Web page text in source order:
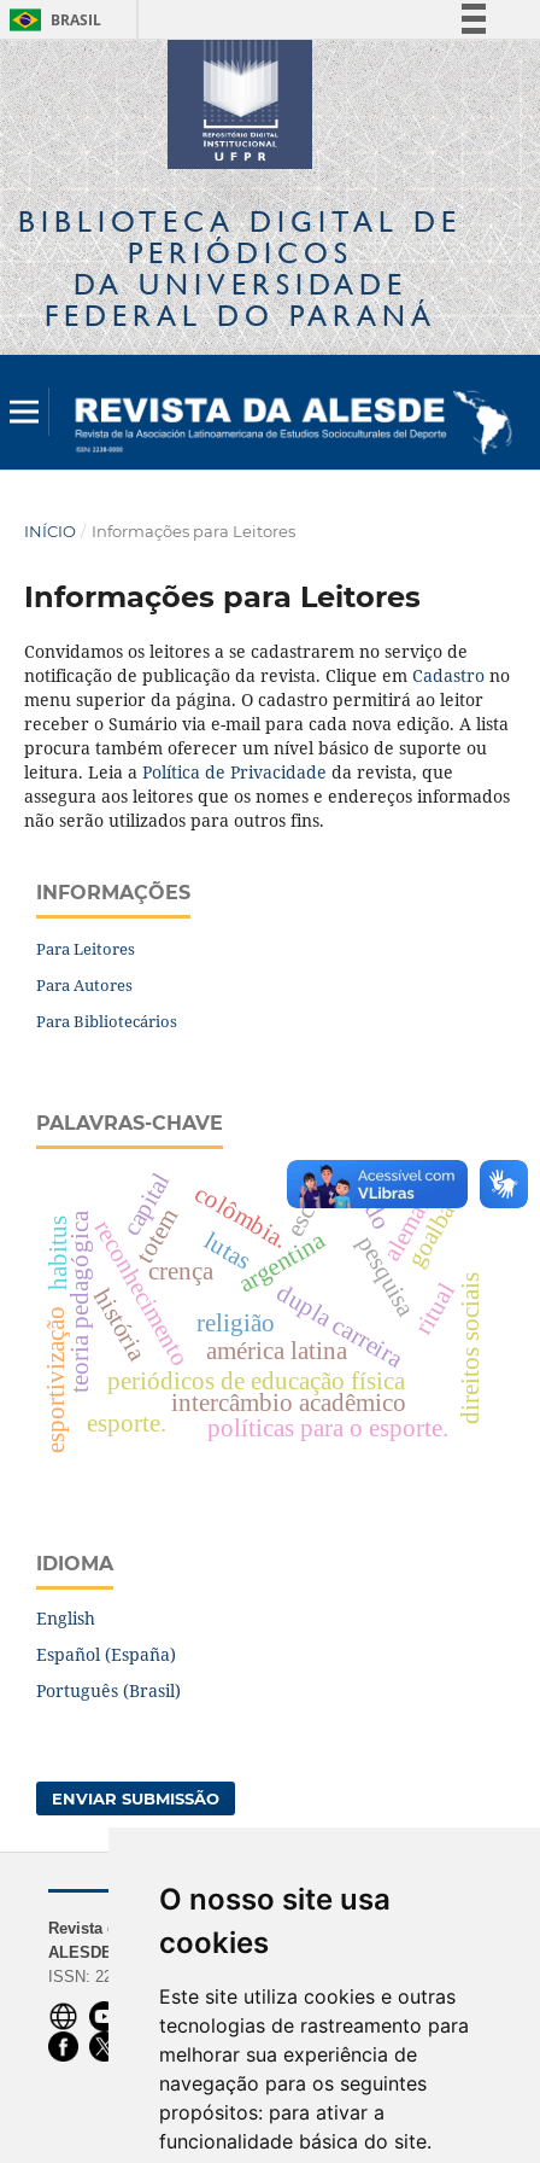
O nosso site usa
cookies
Este site utiliza cookies e outras
tecnologias de rastreamento para
melhorar sua experiência de
navegação para os seguintes
propósitos: para ativar a
funcionalidade básica do site.
BRASIL
Simplifique!
Comunica BR
Participe
Acesso à informação
Legislação
Canais
BIBLIOTECA DIGITALDE
PERIÓDICOS
DA UNIVERSIDADE
FEDERAL DO PARANÁ
INÍCIO / Informações para Leitores
Informações para Leitores
Convidamos os leitores a se cadastrarem no serviço de
notificação de publicação da revista. Clique em Cadastrono
menu superior da página. O cadastro permitirá ao leitor
receber o Sumário via e-mail para cada nova edição. A lista
procura também oferecer um nível básico de suporte ou
leitura. Leia a Política de Privacidade da revista, que
assegura aos leitores que os nomes e endereços informados
não serão utilizados para outros fins.
INFORMAÇÕES
Para Leitores
Para Autores
Para Bibliotecários
PALAVRAS-CHAVE
dupla carreira
periódicos de educação física
américa latina
reconhecimento pesquisa
intercâmbio acadêmico
argentina
colômbia.
teoria pedagógica alemanha
crença
totem
ritual
religião
lutas
história
escola.estadogoalball
habitus
capital
direitos sociais
políticas para o esporte.
esportivização esporte.
IDIOMA
English
Español (España)
Português (Brasil)
ENVIAR SUBMISSÃO
Revista da
ALESDE
ISSN: 2238-0000
NAVEGAÇÃO
Sobre a Revista
Autores
Equipe Editorial
ROAD | Dimensions |
CiteFactor
OpenAIRE |
ScienceOpen | Ibict